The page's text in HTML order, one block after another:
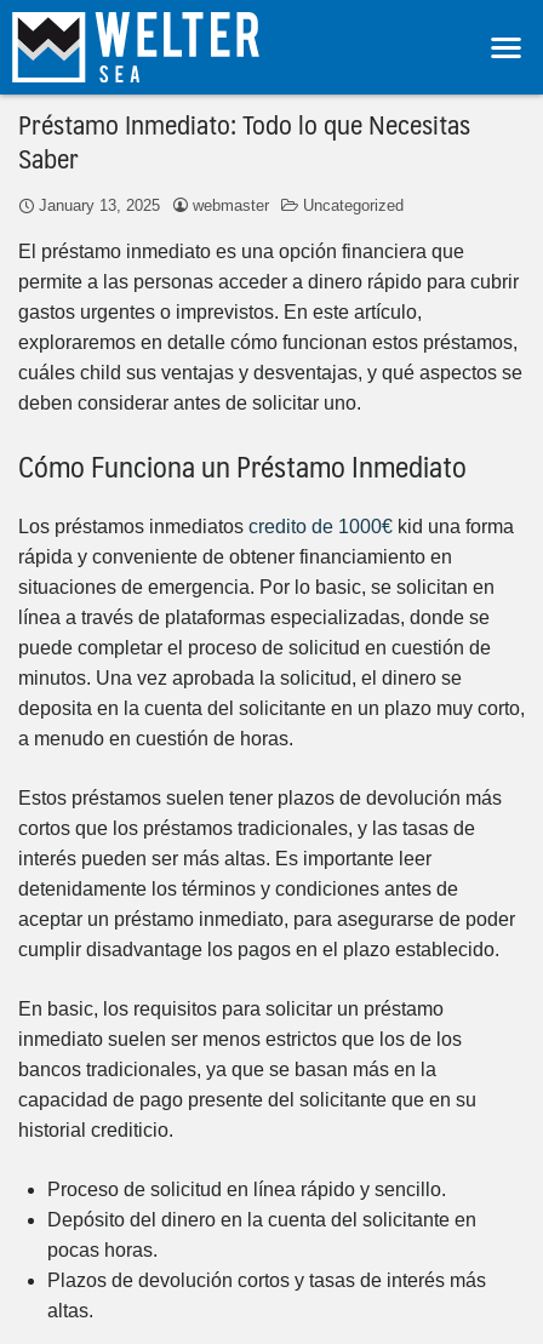
Préstamo Inmediato: Todo lo que Necesitas
Saber
January 13, 2025 webmaster Uncategorized
El préstamo inmediato es una opción financiera que
permite a las personas acceder a dinero rápido para cubrir
gastos urgentes o imprevistos. En este artículo,
exploraremos en detalle cómo funcionan estos préstamos,
cuáles child sus ventajas y desventajas, y qué aspectos se
deben considerar antes de solicitar uno.
Cómo Funciona un Préstamo Inmediato
Los préstamos inmediatos credito de 1000€ kid una forma
rápida y conveniente de obtener financiamiento en
situaciones de emergencia. Por lo basic, se solicitan en
línea a través de plataformas especializadas, donde se
puede completar el proceso de solicitud en cuestión de
minutos. Una vez aprobada la solicitud, el dinero se
deposita en la cuenta del solicitante en un plazo muy corto,
a menudo en cuestión de horas.
Estos préstamos suelen tener plazos de devolución más
cortos que los préstamos tradicionales, y las tasas de
interés pueden ser más altas. Es importante leer
detenidamente los términos y condiciones antes de
aceptar un préstamo inmediato, para asegurarse de poder
cumplir disadvantage los pagos en el plazo establecido.
En basic, los requisitos para solicitar un préstamo
inmediato suelen ser menos estrictos que los de los
bancos tradicionales, ya que se basan más en la
capacidad de pago presente del solicitante que en su
historial crediticio.
Proceso de solicitud en línea rápido y sencillo.
Depósito del dinero en la cuenta del solicitante en
pocas horas.
Plazos de devolución cortos y tasas de interés más
altas.